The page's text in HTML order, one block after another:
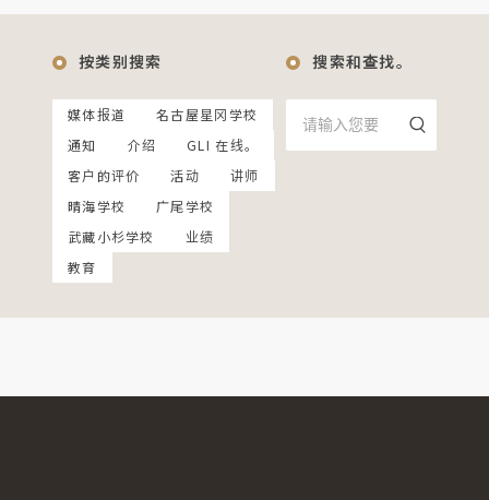
按类别搜索
媒体报道
名古屋星冈学校
通知
介绍
GLI 在线。
客户的评价
活动
讲师
晴海学校
广尾学校
武藏小杉学校
业绩
教育
搜索和查找。